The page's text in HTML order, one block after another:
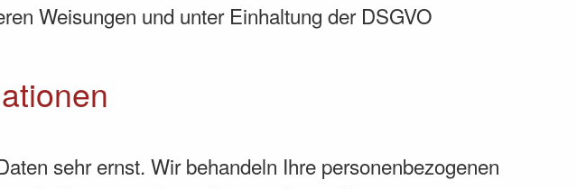
Weisungen und unter Einhaltung der DSGVO
sehr ernst. Wir behandeln Ihre personenbezogenen